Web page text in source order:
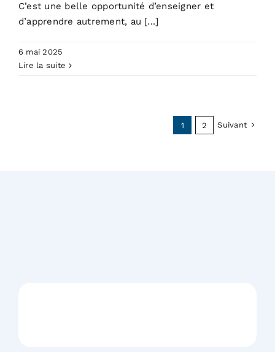
C’est une belle opportunité d’enseigner et
d’apprendre autrement, au [...]
6 mai 2025
Lire la suite
1 2 Suivant